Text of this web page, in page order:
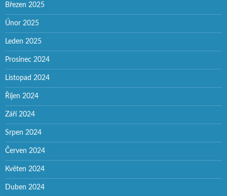
Březen 2025
Únor 2025
Leden 2025
Prosinec 2024
Listopad 2024
Říjen 2024
Září 2024
Srpen 2024
Červen 2024
Květen 2024
Duben 2024